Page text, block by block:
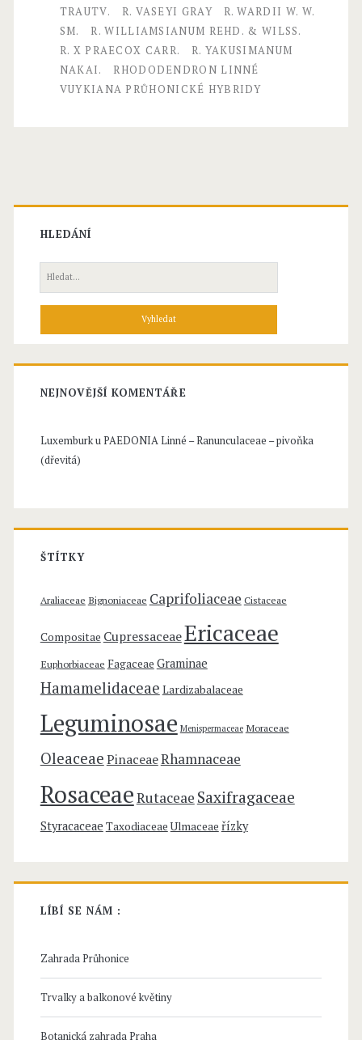
c
a
c
n
i
š
n
k
z
TRAUTV.
R. VASEYI GRAY
R. WARDII W. W.
SM.
R. WILLIAMSIANUM REHD. & WILSS.
R. X PRAECOX CARR.
R. YAKUSIMANUM
NAKAI.
RHODODENDRON LINNÉ
VUYKIANA PRŮHONICKÉ HYBRIDY
HLEDÁNÍ
H
l
d
n
í
o
:
NEJNOVĚJŠÍ KOMENTÁŘE
Luxemburk uPAEDONIA Linné – Ranunculaceae – pivoňka
(dřevitá)
ŠTÍTKY
Araliaceae Bignoniaceae Caprifoliaceae Cistaceae
Compositae CupressaceaeEricaceae
Euphorbiaceae Fagaceae Graminae
Hamamelidaceae Lardizabalaceae
Leguminosae Menispermaceae Moraceae
Oleaceae PinaceaeRhamnaceae
RosaceaeRutaceae Saxifragaceae
Styracaceae Taxodiaceae Ulmaceae řízky
LÍBÍ SE NÁM :
Zahrada Průhonice
Trvalky a balkonové květiny
Botanická zahrada Praha